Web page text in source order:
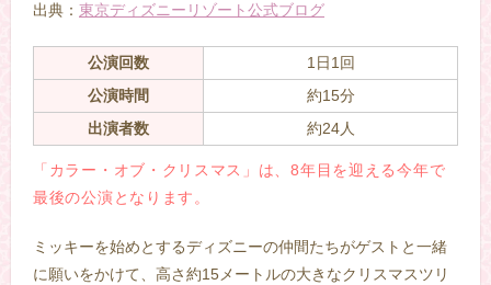
出典： 東京ディズニーリゾート公式ブログ
公演回数
1日1回
公演時間
約15分
出演者数
約24人
「カラー・オブ・クリスマス」は、8年目を迎える今年で
最後の公演となります。
ミッキーを始めとするディズニーの仲間たちがゲストと一緒
に願いをかけて、高さ約15メートルの大きなクリスマスツリ